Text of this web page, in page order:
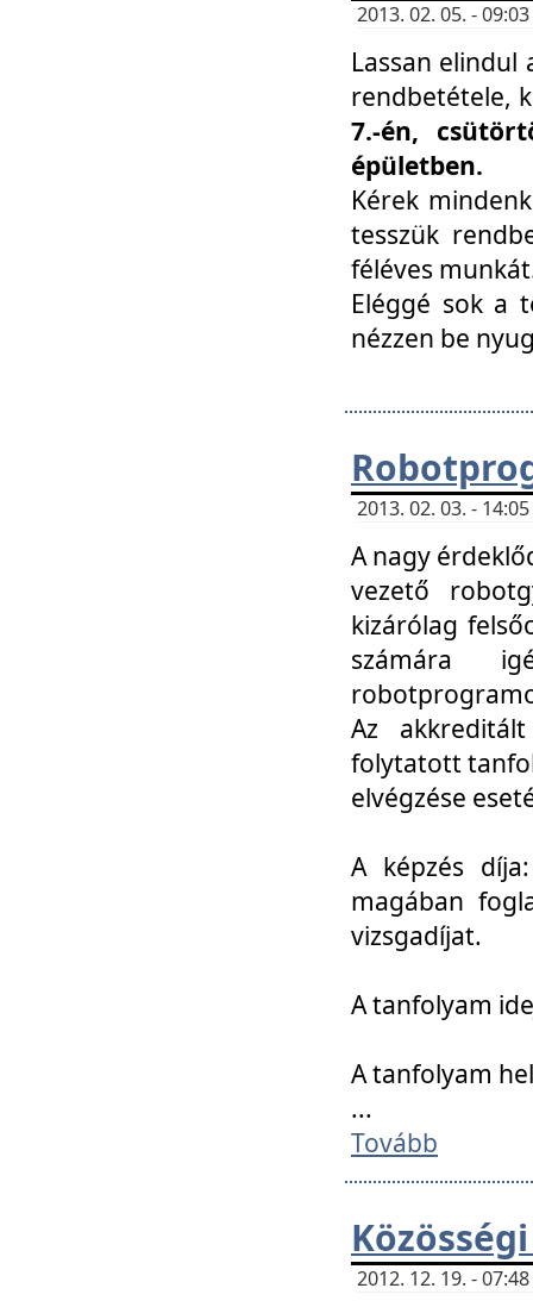
2013. 02. 05. -
Lassan elindul
rendbetétele,
7.-én,
épületben.
Kérek
tesszük
féléves
Eléggé sok a
nézzen be
2013. 02. 03. -
A nagy
vezető
kizárólag
számára
Az
folytatott
elvégzése
A képzés
magában
vizsgadíjat.
A tanfolyam
A tanfolyam
...
Tovább
2012. 12. 19. -